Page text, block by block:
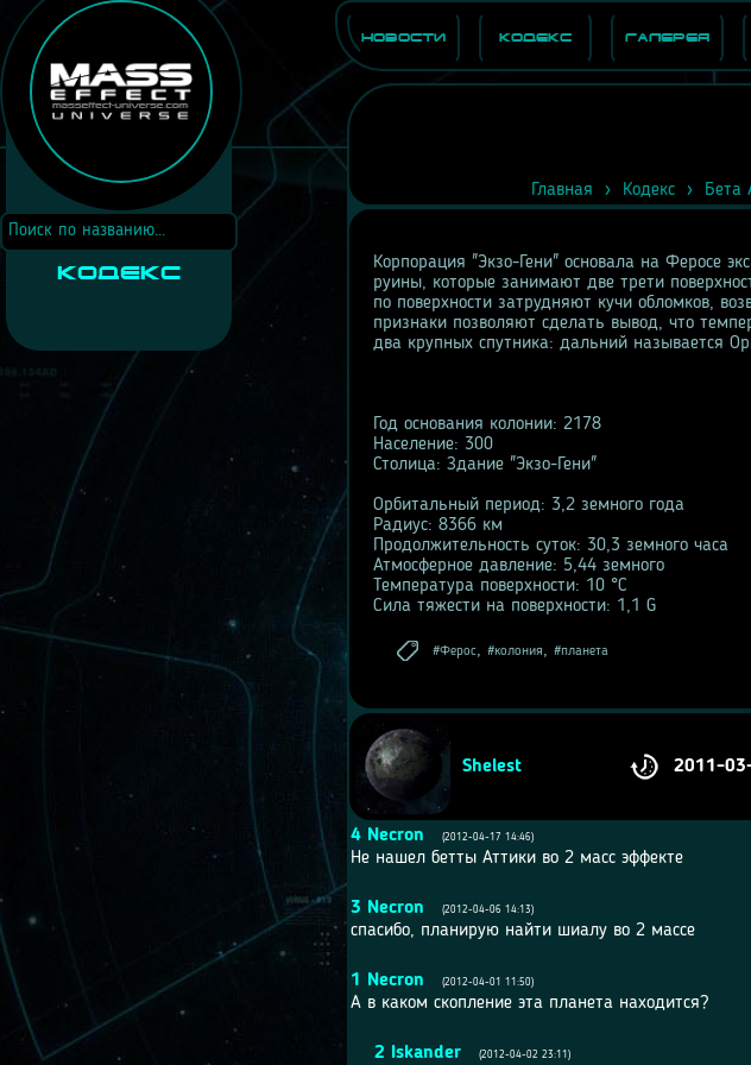
Новости Кодекс Галерея
Главная Кодекс Бета
Корпорация "Экзо-Гени" основала на Феросе
руины, которые занимают две трети
по поверхности затрудняют кучи обломков,
признаки позволяют сделать вывод, что
два крупных спутника: дальний называется
Год основания колонии: 2178
Население: 300
Столица: Здание "Экзо-Гени"
Орбитальный период: 3,2 земного года
Радиус: 8366 км
Продолжительность суток: 30,3 земного часа
Атмосферное давление: 5,44 земного
Температура поверхности: 10 °С
Сила тяжести на поверхности: 1,1 G
Ферос, колония, планета
Shelest 2011-
4 Nеcron (2012-04-17 14:46)
Не нашел бетты Аттики во 2 масс эффекте
3 Nеcron (2012-04-06 14:13)
спасибо, планирую найти шиалу во 2 массе
1 Nеcron (2012-04-01 11:50)
А в каком скопление эта планета находится?
2 Iskander (2012-04-02 23:11)
Кодекс